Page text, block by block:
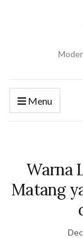
Menu
Warna
Matang